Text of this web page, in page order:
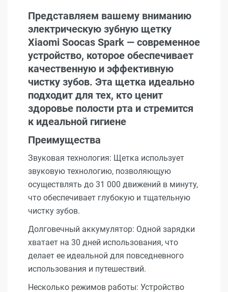
Представляем вашему вниманию
электрическую зубную щетку
Xiaomi Soocas Spark — современное
устройство, которое обеспечивает
качественную и эффективную
чистку зубов. Эта щетка идеально
подходит для тех, кто ценит
здоровье полости рта и стремится
к идеальной гигиене
Преимущества
Звуковая технология: Щетка использует
звуковую технологию, позволяющую
осуществлять до 31 000 движений в минуту,
что обеспечивает глубокую и тщательную
чистку зубов.
Долговечный аккумулятор: Одной зарядки
хватает на 30 дней использования, что
делает ее идеальной для повседневного
использования и путешествий.
Несколько режимов работы: Устройство